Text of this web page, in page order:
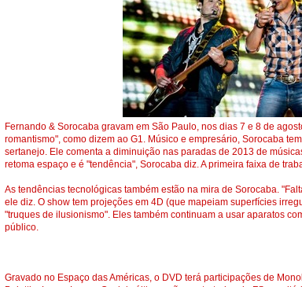
Fernando & Sorocaba gravam em São Paulo, nos dias 7 e 8 de
romantismo", como dizem ao G1. Músico e empresário, Sorocaba
sertanejo. Ele comenta a diminuição nas paradas de 2013 de
retoma espaço e é "tendência", Sorocaba diz. A primeira faixa de
As tendências tecnológicas também estão na mira de Sorocaba.
ele diz. O show tem projeções em 4D (que mapeiam superfícies
"truques de ilusionismo". Eles também continuam a usar aparatos
público.
Gravado no Espaço das Américas, o DVD terá participações de